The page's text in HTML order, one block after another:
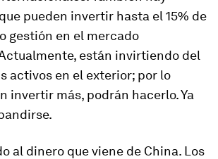
pueden invertir hasta el 15% de
gestión en el mercado
están invirtiendo del
activos en el exterior; por lo
invertir más, podrán hacerlo. Ya
al dinero que viene de China. Los